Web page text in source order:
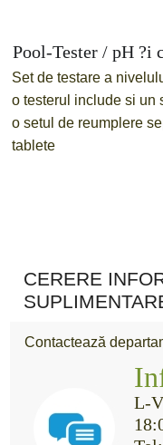
Pool-Tester / pH ?i
Set de testare a
o testerul include si un
o setul de reumplere
tablete
CERERE
Contactează
L-